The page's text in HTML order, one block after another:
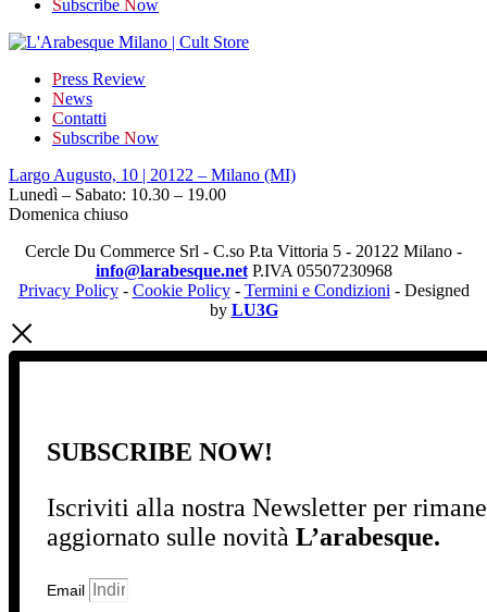
Subscribe Now
Press Review
News
Contatti
Subscribe Now
Largo Augusto, 10 | 20122 – Milano (MI)
Lunedì – Sabato: 10.30 – 19.00
Domenica chiuso
Cercle Du Commerce Srl - C.so P.ta Vittoria 5 - 20122 Milano -
info@larabesque.netP.IVA 05507230968
Privacy Policy- Cookie Policy- Termini e Condizioni - Designed
by LU3G
SUBSCRIBE NOW!
Iscriviti alla nostra Newsletter per
aggiornato sulle novità L’arabesque.
Email